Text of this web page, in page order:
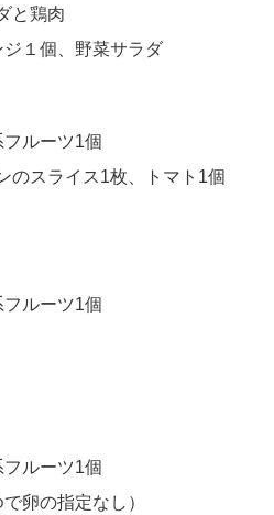
と鶏肉
１個、野菜サラダ
ルーツ1個
のスライス1枚、トマト1個
ルーツ1個
ルーツ1個
卵の指定なし）